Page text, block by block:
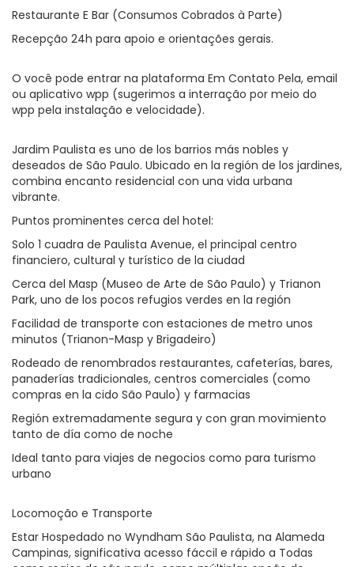
Restaurante E Bar (Consumos Cobrados à Parte)
Recepção 24h para apoio e orientações gerais.
O você pode entrar na plataforma Em Contato Pela, email
ou aplicativo wpp (sugerimos a interração por meio do
wpp pela instalação e velocidade).
Jardim Paulista es uno de los barrios más nobles y
deseados de São Paulo. Ubicado en la región de los jardines,
combina encanto residencial con una vida urbana
vibrante.
Puntos prominentes cerca del hotel:
Solo 1 cuadra de Paulista Avenue, el principal centro
financiero, cultural y turístico de la ciudad
Cerca del Masp (Museo de Arte de São Paulo) y Trianon
Park, uno de los pocos refugios verdes en la región
Facilidad de transporte con estaciones de metro unos
minutos (Trianon-Masp y Brigadeiro)
Rodeado de renombrados restaurantes, cafeterías, bares,
panaderías tradicionales, centros comerciales (como
compras en la cido São Paulo) y farmacias
Región extremadamente segura y con gran movimiento
tanto de día como de noche
Ideal tanto para viajes de negocios como para turismo
urbano
Locomoção e Transporte
Estar Hospedado no Wyndham São Paulista, na Alameda
Campinas, significativa acesso fáccil e rápido a Todas